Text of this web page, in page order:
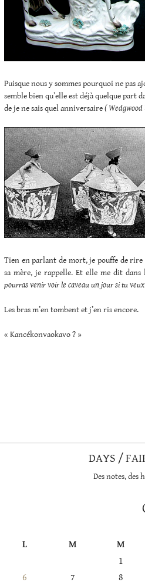
Puisque nous y sommes pourquoi ne pas
semble bien qu’elle est déjà quelque part
de je ne sais quel anniversaire(
Tien en parlant de mort, je pouffe de rire
sa mère, je rappelle. Et elle me dit
pourras venir voir le caveau un jour si tu veux
Les bras m’en tombent et j’en ris encore.
« Kancékonvaokavo ? »
DAYS /
Des notes, des
L
M M
1
6
7 8